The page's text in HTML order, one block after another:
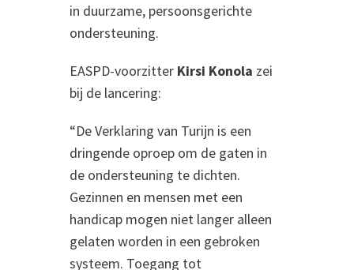
in duurzame, persoonsgerichte
ondersteuning.
EASPD-voorzitter Kirsi Konola zei
bij de lancering:
“De Verklaring van Turijn is een
dringende oproep om de gaten in
de ondersteuning te dichten.
Gezinnen en mensen met een
handicap mogen niet langer alleen
gelaten worden in een gebroken
systeem. Toegang tot